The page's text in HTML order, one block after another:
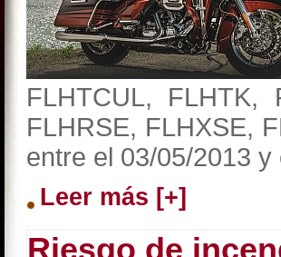
FLHTCUL, FLHTK,
FLHRSE, FLHXSE,
entre el 03/05/2013
Leer más [+]
Riesgo de